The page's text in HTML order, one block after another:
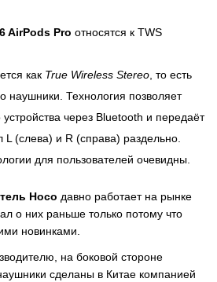
AirPods Pro относятся к TWS
как True Wireless Stereo , то есть
наушники. Технология позволяет
через Bluetooth и передаёт
L (слева) и R (справа) раздельно.
для пользователей очевидны.
Hoco давно работает на рынке
о них раньше только потому что
новинками.
на боковой стороне
сделаны в Китае компанией